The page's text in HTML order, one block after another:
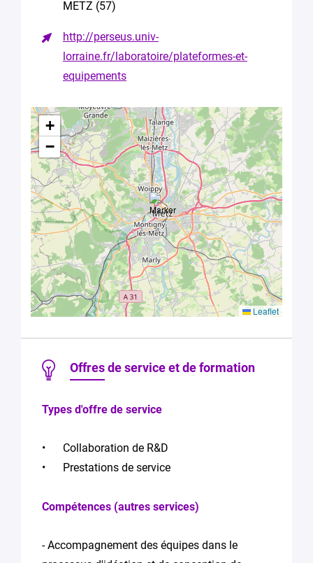
mail
demande
concerne
Votre
message
*
En soumettant
ce formulaire,
vous
consentez au
vos données
à la Politique
de Plug in labs
METZ (57)
http://perseus.univ-
lorraine.fr/laboratoire/plateformes-et-
equipements
+
−
Leaflet
Offres de service et de formation
Types d'offre de service
Collaboration de R&D
Prestations de service
Compétences (autres services)
- Accompagnement des équipes dans le